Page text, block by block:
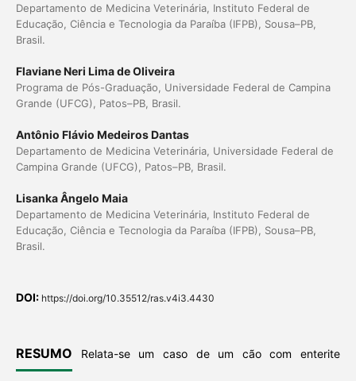
Departamento de Medicina Veterinária, Instituto Federal de
Educação, Ciência e Tecnologia da Paraíba (IFPB), Sousa–PB,
Brasil.
Flaviane Neri Lima de Oliveira
Programa de Pós-Graduação, Universidade Federal de Campina
Grande (UFCG), Patos–PB, Brasil.
Antônio Flávio Medeiros Dantas
Departamento de Medicina Veterinária, Universidade Federal de
Campina Grande (UFCG), Patos–PB, Brasil.
Lisanka Ângelo Maia
Departamento de Medicina Veterinária, Instituto Federal de
Educação, Ciência e Tecnologia da Paraíba (IFPB), Sousa–PB,
Brasil.
DOI: https://doi.org/10.35512/ras.v4i3.4430
RESUMO Relata-se um caso de um cão com enterite